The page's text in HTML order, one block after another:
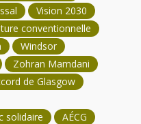
Vision 2030
conventionnelle
Windsor
Zohran Mamdani
de Glasgow
solidaire
AÉCG